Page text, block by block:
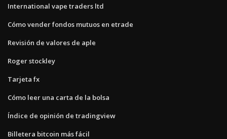
International vape traders ltd
Cómo vender fondos mutuos en etrade
Revisión de valores de aple
Roger stockley
Tarjeta fx
Cómo leer una carta de la bolsa
Índice de opinión de tradingview
Billetera bitcoin más fácil